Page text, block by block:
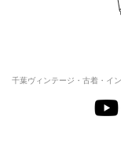
千葉ヴィンテージ・古着・イ